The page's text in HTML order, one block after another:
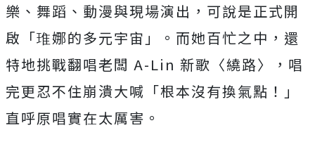
樂、舞蹈、動漫與現場演出，可說是正式開
啟「琟娜的多元宇宙」。而她百忙之中，還
特地挑戰翻唱老闆 A-Lin 新歌〈繞路〉，唱
完更忍不住崩潰大喊「根本沒有換氣點！」
直呼原唱實在太厲害。